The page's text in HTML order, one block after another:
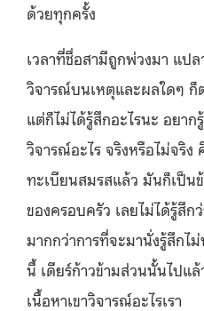
ด้วยทุกครั้ง
เวลาที่ชื่อสามีถูกพ่วงมา แป
วิจารณ์บนเหตุและผลใดๆ ก็
แต่ก็ไม่ได้รู้สึกอะไรนะ อยาก
วิจารณ์อะไร จริงหรือไม่จริง
ทะเบียนสมรสแล้ว มันก็เป็นข้
ของครอบครัว เลยไม่ได้รู้สึ
มากกว่าการที่จะมานั่งรู้สึกไ
นี้ เดียร์ก้าวข้ามส่วนนั้นไปแ
เนื้อหาเขาวิจารณ์อะไรเรา